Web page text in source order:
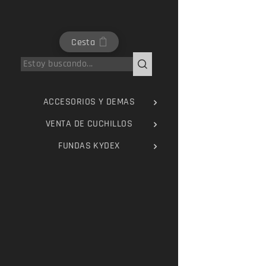
Cesta
ACCESORIOS Y DEMAS
VENTA DE CUCHILLOS
FUNDAS KYDEX